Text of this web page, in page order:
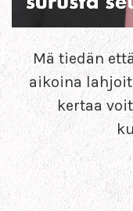
Mä tiedän
aikoina
kertaa